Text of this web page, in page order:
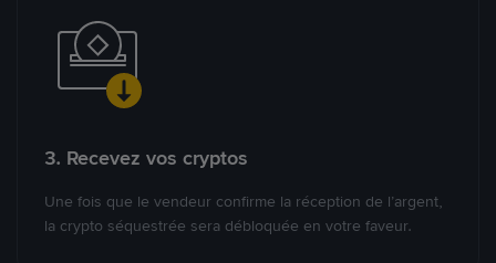
3. Recevez vos cryptos
Une fois que le vendeur confirme la réception de l’argent,
la crypto séquestrée sera débloquée en votre faveur.